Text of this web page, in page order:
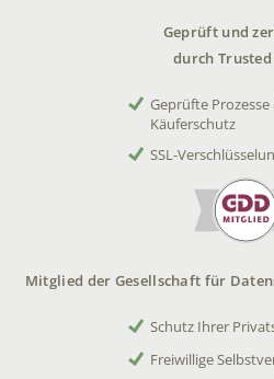
Geprüft und
durch Trusted
Geprüfte Prozesse
Käuferschutz
SSL-
Mitglied der Gesellschaft für
Schutz Ihrer
Freiwillige